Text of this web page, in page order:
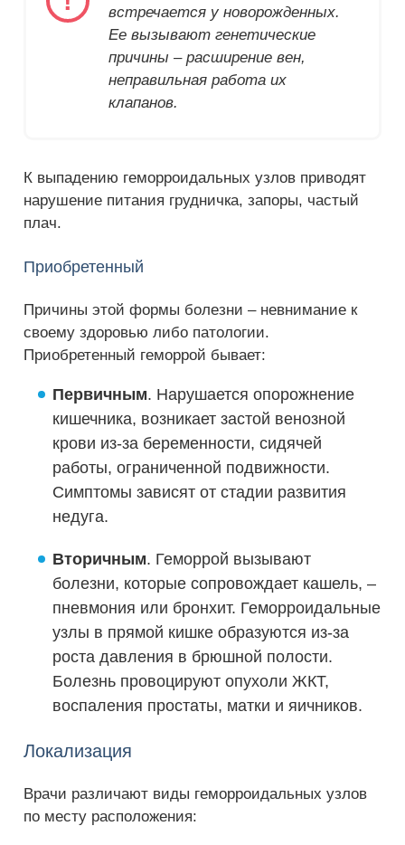
встречается у новорожденных.
Ее вызывают генетические
причины – расширение вен,
неправильная работа их
клапанов.
К выпадению геморроидальных узлов приводят
нарушение питания грудничка, запоры, частый
плач.
Приобретенный
Причины этой формы болезни – невнимание к
своему здоровью либо патологии.
Приобретенный геморрой бывает:
Первичным. Нарушается опорожнение
кишечника, возникает застой венозной
крови из-за беременности, сидячей
работы, ограниченной подвижности.
Симптомы зависят от стадии развития
недуга.
Вторичным. Геморрой вызывают
болезни, которые сопровождает кашель, –
пневмония или бронхит. Геморроидальные
узлы в прямой кишке образуются из-за
роста давления в брюшной полости.
Болезнь провоцируют опухоли ЖКТ,
воспаления простаты, матки и яичников.
Локализация
Врачи различают виды геморроидальных узлов
по месту расположения: